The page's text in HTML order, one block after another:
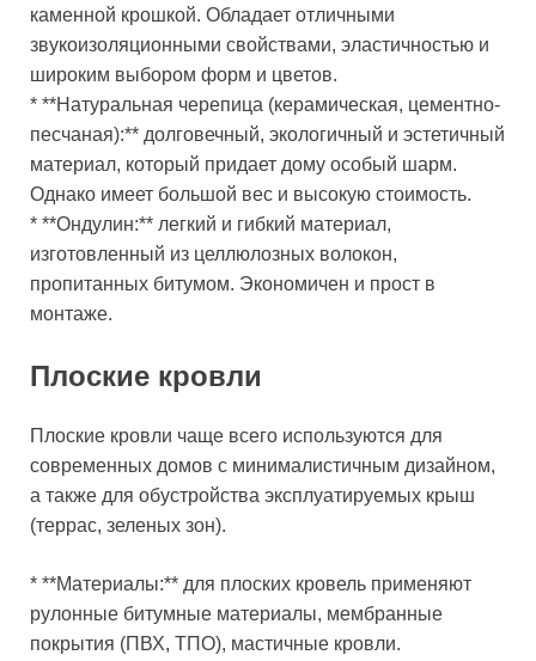
каменной крошкой. Обладает отличными
звукоизоляционными свойствами, эластичностью и
широким выбором форм и цветов.
* **Натуральная черепица (керамическая, цементно-
песчаная):** долговечный, экологичный и эстетичный
материал, который придает дому особый шарм.
Однако имеет большой вес и высокую стоимость.
* **Ондулин:** легкий и гибкий материал,
изготовленный из целлюлозных волокон,
пропитанных битумом. Экономичен и прост в
монтаже.
Плоские кровли
Плоские кровли чаще всего используются для
современных домов с минималистичным дизайном,
а также для обустройства эксплуатируемых крыш
(террас, зеленых зон).
* **Материалы:** для плоских кровель применяют
рулонные битумные материалы, мембранные
покрытия (ПВХ, ТПО), мастичные кровли.